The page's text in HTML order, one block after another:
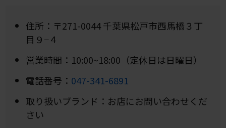
住所：〒271-0044 千葉県松戸市西馬橋３丁
目９−４
営業時間：10:00~18:00（定休日は日曜日）
電話番号： 047-341-6891
取り扱いブランド：お店にお問い合わせくだ
さい